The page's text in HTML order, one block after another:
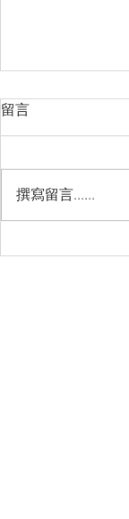
留言
撰寫留言......